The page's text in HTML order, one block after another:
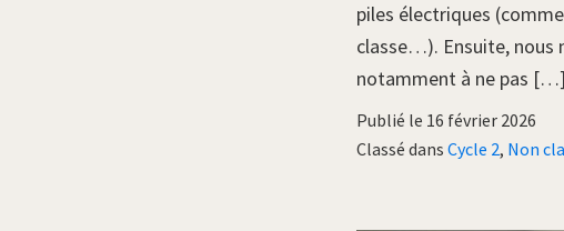
piles électriques
classe…). Ensuite, nous
notamment à ne pas […]
Publié le 16 février 2026
Classé dans Cycle 2, Non